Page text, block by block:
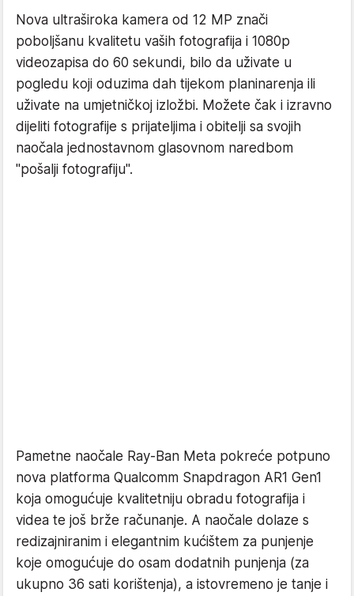
Nova ultraširoka kamera od 12 MP znači
poboljšanu kvalitetu vaših fotografija i 1080p
videozapisa do 60 sekundi, bilo da uživate u
pogledu koji oduzima dah tijekom planinarenja ili
uživate na umjetničkoj izložbi. Možete čak i izravno
dijeliti fotografije s prijateljima i obitelji sa svojih
naočala jednostavnom glasovnom naredbom
"pošalji fotografiju".
Pametne naočale Ray-Ban Meta pokreće potpuno
nova platforma Qualcomm Snapdragon AR1 Gen1
koja omogućuje kvalitetniju obradu fotografija i
videa te još brže računanje. A naočale dolaze s
redizajniranim i elegantnim kućištem za punjenje
koje omogućuje do osam dodatnih punjenja (za
ukupno 36 sati korištenja), a istovremeno je tanje i